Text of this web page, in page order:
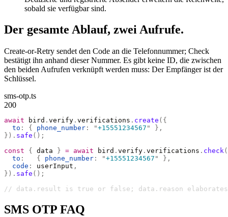
sobald sie verfügbar sind.
Der gesamte Ablauf, zwei Aufrufe.
Create-or-Retry sendet den Code an die Telefonnummer; Check
bestätigt ihn anhand dieser Nummer. Es gibt keine ID, die zwischen
den beiden Aufrufen verknüpft werden muss: Der Empfänger ist der
Schlüssel.
sms-otp.ts
200
await bird . verify . verifications . create ({
  to
: { phone_number : "+15551234567 "
},
}). safe ();
const { data } = await bird . verify . verifications . check
  to
:
   {
phone_number : "+15551234567 "
},
  code
: userInput ,
}). safe ();
// data.result is true or false; data.reason
SMS OTP FAQ